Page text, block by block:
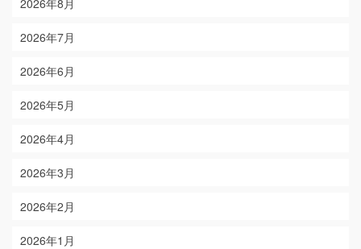
2026年8月
2026年7月
2026年6月
2026年5月
2026年4月
2026年3月
2026年2月
2026年1月